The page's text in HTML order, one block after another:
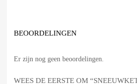
BEOORDELINGEN
Er zijn nog geen beoordelingen.
WEES DE EERSTE OM